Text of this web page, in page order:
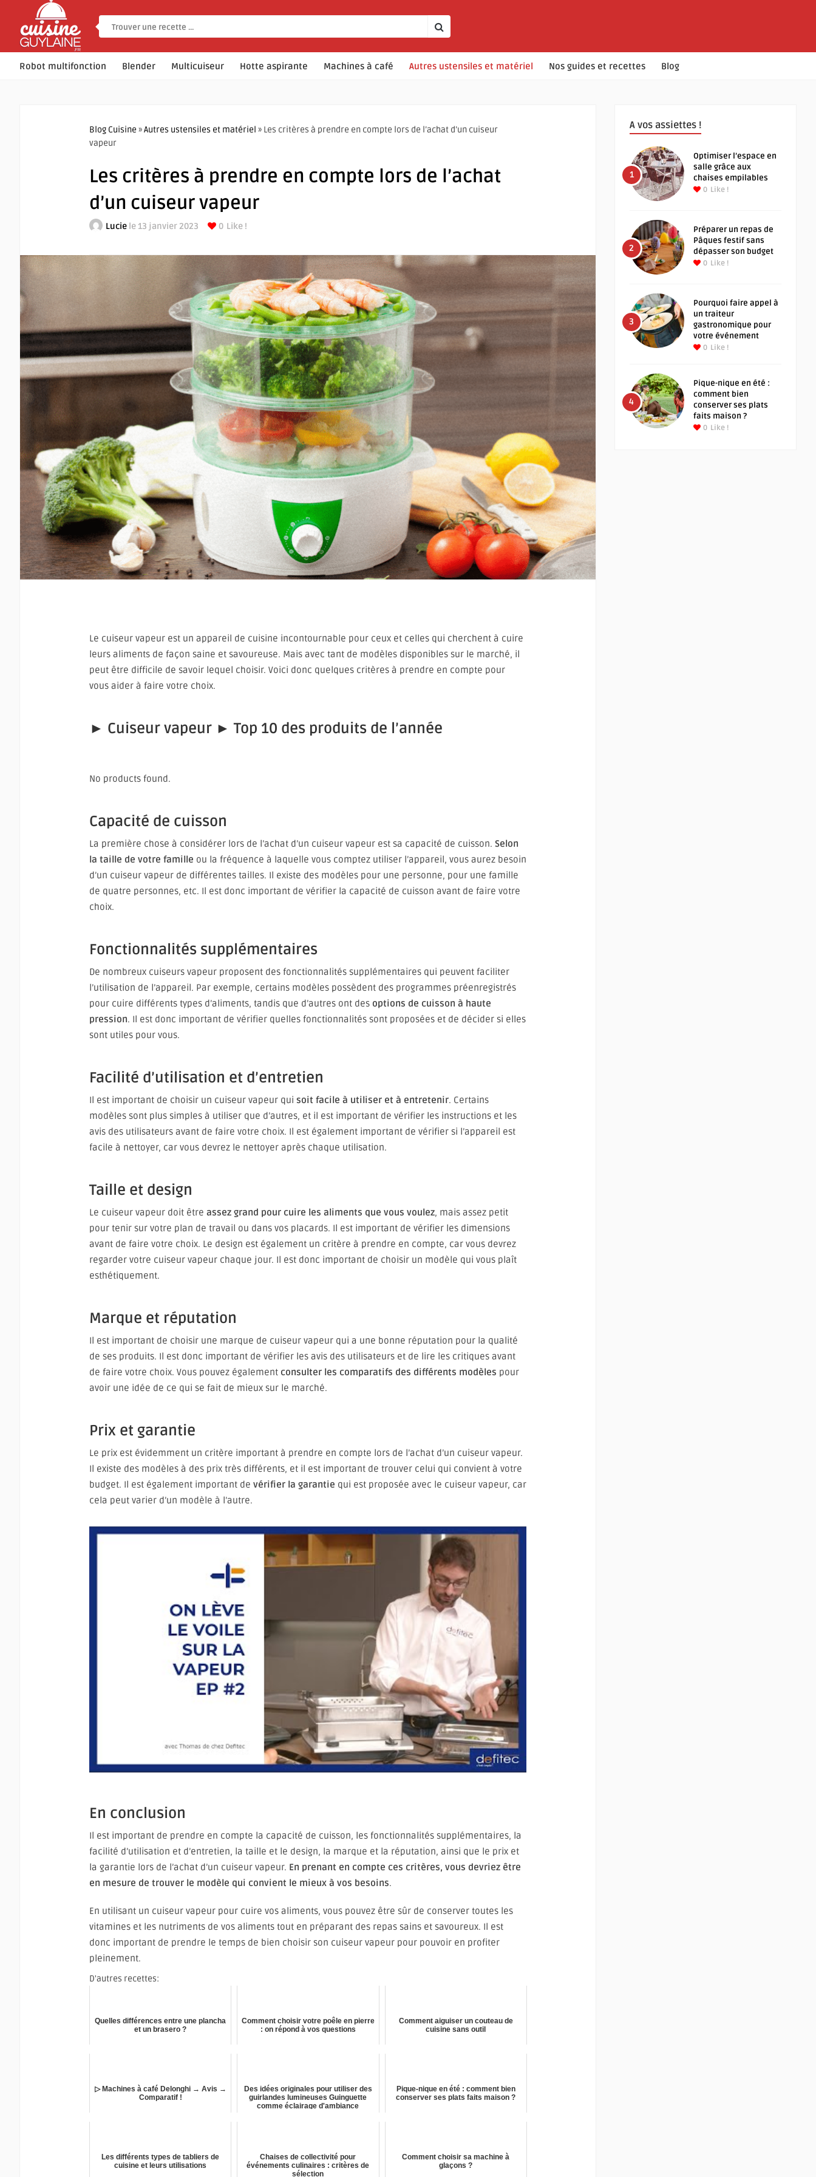
Robot multifonction Blender Multicuiseur Hotte aspirante Machines à café Autres ustensiles et matériel Nos guides et recettes Blog
Blog Cuisine »Autres ustensiles et matériel » Les critères à prendre en compte lors de l’achat d’un cuiseur
vapeur
Les critères à prendre en compte lors de l’achat
d’un cuiseur vapeur
Lucie le 13 janvier 2023 0 Like !
Le cuiseur vapeur est un appareil de cuisine incontournable pour ceux et celles qui cherchent à cuire
leurs aliments de façon saine et savoureuse. Mais avec tant de modèles disponibles sur le marché, il
peut être difficile de savoir lequel choisir. Voici donc quelques critères à prendre en compte pour
vous aider à faire votre choix.
► Cuiseur vapeur ► Top 10 des produits de l’année
No products found.
Capacité de cuisson
La première chose à considérer lors de l’achat d’un cuiseur vapeur est sa capacité de cuisson. Selon
la taille de votre famille ou la fréquence à laquelle vous comptez utiliser l’appareil, vous aurez besoin
d’un cuiseur vapeur de différentes tailles. Il existe des modèles pour une personne, pour une famille
de quatre personnes, etc. Il est donc important de vérifier la capacité de cuisson avant de faire votre
choix.
Fonctionnalités supplémentaires
De nombreux cuiseurs vapeur proposent des fonctionnalités supplémentaires qui peuvent faciliter
l’utilisation de l’appareil. Par exemple, certains modèles possèdent des programmes préenregistrés
pour cuire différents types d’aliments, tandis que d’autres ont des options de cuisson à haute
pression. Il est donc important de vérifier quelles fonctionnalités sont proposées et de décider si elles
sont utiles pour vous.
Facilité d’utilisation et d’entretien
Il est important de choisir un cuiseur vapeur qui soit facile à utiliser et à entretenir. Certains
modèles sont plus simples à utiliser que d’autres, et il est important de vérifier les instructions et les
avis des utilisateurs avant de faire votre choix. Il est également important de vérifier si l’appareil est
facile à nettoyer, car vous devrez le nettoyer après chaque utilisation.
Taille et design
Le cuiseur vapeur doit être assez grand pour cuire les aliments que vous voulez, mais assez petit
pour tenir sur votre plan de travail ou dans vos placards. Il est important de vérifier les dimensions
avant de faire votre choix. Le design est également un critère à prendre en compte, car vous devrez
regarder votre cuiseur vapeur chaque jour. Il est donc important de choisir un modèle qui vous plaît
esthétiquement.
Marque et réputation
Il est important de choisir une marque de cuiseur vapeur qui a une bonne réputation pour la qualité
de ses produits. Il est donc important de vérifier les avis des utilisateurs et de lire les critiques avant
de faire votre choix. Vous pouvez également consulter les comparatifs des différents modèles pour
avoir une idée de ce qui se fait de mieux sur le marché.
Prix et garantie
Le prix est évidemment un critère important à prendre en compte lors de l’achat d’un cuiseur vapeur.
Il existe des modèles à des prix très différents, et il est important de trouver celui qui convient à votre
budget. Il est également important de vérifier la garantie qui est proposée avec le cuiseur vapeur, car
cela peut varier d’un modèle à l’autre.
En conclusion
Il est important de prendre en compte la capacité de cuisson, les fonctionnalités supplémentaires, la
facilité d’utilisation et d’entretien, la taille et le design, la marque et la réputation, ainsi que le prix et
la garantie lors de l’achat d’un cuiseur vapeur. En prenant en compte ces critères, vous devriez être
en mesure de trouver le modèle qui convient le mieux à vos besoins.
En utilisant un cuiseur vapeur pour cuire vos aliments, vous pouvez être sûr de conserver toutes les
vitamines et les nutriments de vos aliments tout en préparant des repas sains et savoureux. Il est
donc important de prendre le temps de bien choisir son cuiseur vapeur pour pouvoir en profiter
pleinement.
D'autres recettes:
Quelles différences entre une plancha
et un brasero ?
Comment choisir votre poêle en pierre
: on répond à vos questions
Comment aiguiser un couteau de
cuisine sans outil
▷ Machines à café Delonghi → Avis →
Comparatif !
Des idées originales pour utiliser des
guirlandes lumineuses Guinguette
comme éclairage d'ambiance
Pique-nique en été : comment bien
conserver ses plats faits maison ?
Les différents types de tabliers de
cuisine et leurs utilisations
Chaises de collectivité pour
événements culinaires : critères de
sélection
Comment choisir sa machine à
glaçons ?
A vos assiettes !
1
Optimiser l’espace en
salle grâce aux
chaises empilables
0 Like !
2
Préparer un repas de
Pâques festif sans
dépasser son budget
0 Like !
3
Pourquoi faire appel à
un traiteur
gastronomique pour
votre événement
0 Like !
4
Pique-nique en été :
comment bien
conserver ses plats
faits maison ?
0 Like !